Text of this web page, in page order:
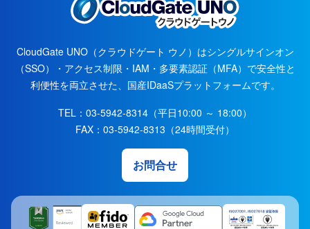
CloudGate UNO（クラウドゲート ウノ）はシングルサインオン
（SSO）・アクセス制限・IAM・多要素認証（MFA）で安全性と
利便性を両立させた、国産IDaaSプラットフォームです。
TEL： 03-5942-8314 （平日10:00 ～ 18:00）
FAX： 03-5942-8313 （24時間受付）
お問合せ